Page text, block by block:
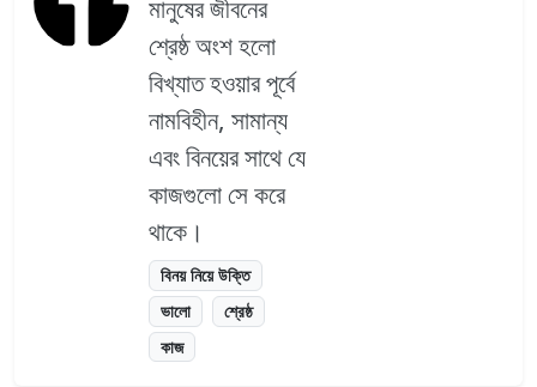
মানুষের জীবনের
শ্রেষ্ঠ অংশ হলো
বিখ্যাত হওয়ার পূর্বে
নামবিহীন, সামান্য
এবং বিনয়ের সাথে যে
কাজগুলো সে করে
থাকে।
বিনয় নিয়ে উক্তি
ভালো
শ্রেষ্ঠ
কাজ